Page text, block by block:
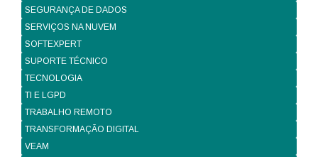
SEGURANÇA DE DADOS
SERVIÇOS NA NUVEM
SOFTEXPERT
SUPORTE TÉCNICO
TECNOLOGIA
TI E LGPD
TRABALHO REMOTO
TRANSFORMAÇÃO DIGITAL
VEAM